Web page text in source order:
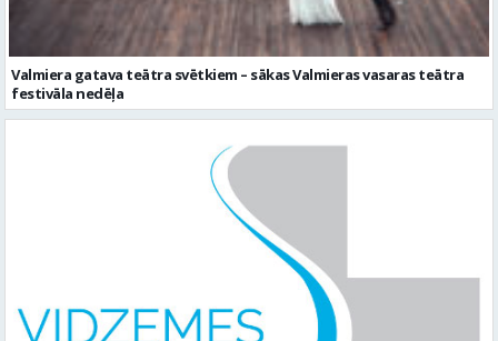
Valmiera gatava teātra svētkiem – sākas Valmieras vasaras teātra
festivāla nedēļa